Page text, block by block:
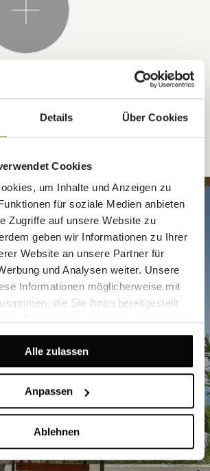
Details Über Cookies
Cookies
um Inhalte und Anzeigen zu
für soziale Medien anbieten
Zugriffe auf unsere Website zu
geben wir Informationen zu Ihrer
Website an unsere Partner für
und Analysen weiter. Unsere
Informationen möglicherweise mit
die Sie ihnen bereitgestellt
Alle zulassen
Anpassen
Ablehnen
MAY ALSO LIKE
APARTMENTS